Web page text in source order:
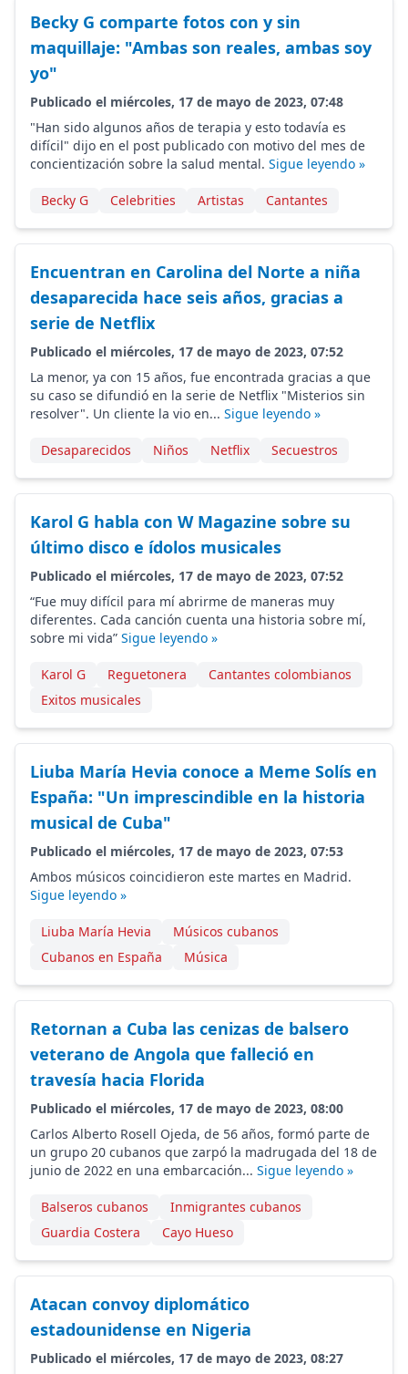
Becky G comparte fotos con y sin
maquillaje: "Ambas son reales, ambas soy
yo"
Publicado el miércoles, 17 de mayo de 2023, 07:48
"Han sido algunos años de terapia y esto todavía es
difícil" dijo en el post publicado con motivo del mes de
concientización sobre la salud mental. Sigue leyendo »
Becky G Celebrities Artistas Cantantes
Encuentran en Carolina del Norte a niña
desaparecida hace seis años, gracias a
serie de Netflix
Publicado el miércoles, 17 de mayo de 2023, 07:52
La menor, ya con 15 años, fue encontrada gracias a que
su caso se difundió en la serie de Netflix "Misterios sin
resolver". Un cliente la vio en... Sigue leyendo »
Desaparecidos Niños Netflix Secuestros
Karol G habla con W Magazine sobre su
último disco e ídolos musicales
Publicado el miércoles, 17 de mayo de 2023, 07:52
“Fue muy difícil para mí abrirme de maneras muy
diferentes. Cada canción cuenta una historia sobre mí,
sobre mi vida” Sigue leyendo »
Karol G Reguetonera
Cantantes colombianos
Exitos musicales
Liuba María Hevia conoce a Meme Solís en
España: "Un imprescindible en la historia
musical de Cuba"
Publicado el miércoles, 17 de mayo de 2023, 07:53
Ambos músicos coincidieron este martes en Madrid.
Sigue leyendo »
Liuba María Hevia
Músicos cubanos
Cubanos en España
Música
Retornan a Cuba las cenizas de balsero
veterano de Angola que falleció en
travesía hacia Florida
Publicado el miércoles, 17 de mayo de 2023, 08:00
Carlos Alberto Rosell Ojeda, de 56 años, formó parte de
un grupo 20 cubanos que zarpó la madrugada del 18 de
junio de 2022 en una embarcación... Sigue leyendo »
Balseros cubanos
Inmigrantes cubanos
Guardia Costera
Cayo Hueso
Atacan convoy diplomático
estadounidense en Nigeria
Publicado el miércoles, 17 de mayo de 2023, 08:27